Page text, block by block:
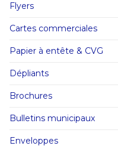
Flyers
Cartes commerciales
Papier à entête & CVG
Dépliants
Brochures
Bulletins municipaux
Enveloppes